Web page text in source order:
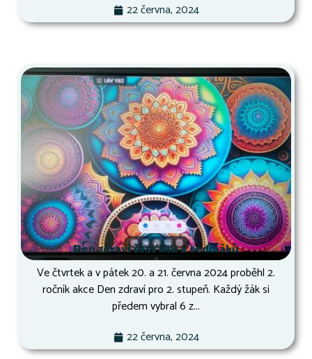
22 června, 2024
Den zdraví šesťáků a sedmáků
Ve čtvrtek a v pátek 20. a 21. června 2024 proběhl 2.
ročník akce Den zdraví pro 2. stupeň. Každý žák si
předem vybral 6 z...
22 června, 2024